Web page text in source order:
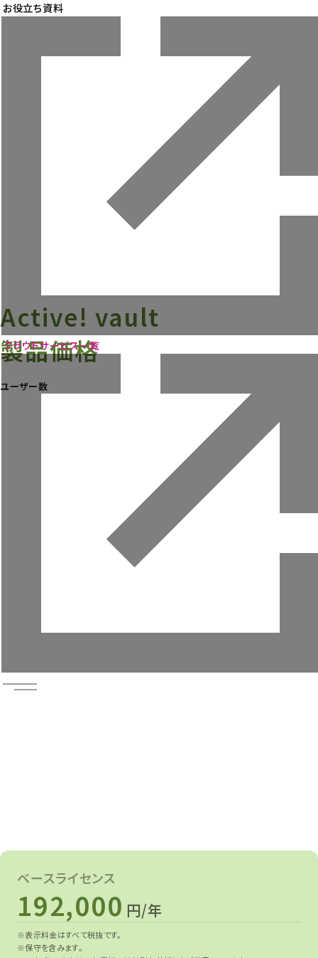
お役立ち資料
クラウドサービス一覧
ニュース
ウェビナー
お役立ち資料
Active! vault
製品価格
ユーザー数
ベースライセンス
192,000 円/年
※表示料金はすべて税抜です。
※保守を含みます。